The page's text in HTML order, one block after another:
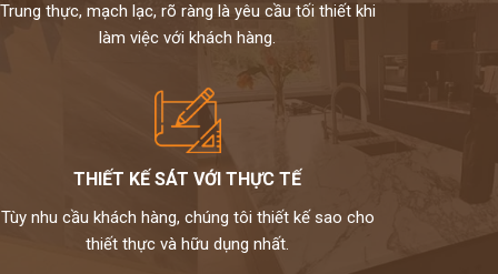
Trung thực, mạch lạc, rõ ràng là yêu cầu tối thiết khi
làm việc với khách hàng.
THIẾT KẾ SÁT VỚI THỰC TẾ
Tùy nhu cầu khách hàng, chúng tôi thiết kế sao cho
thiết thực và hữu dụng nhất.